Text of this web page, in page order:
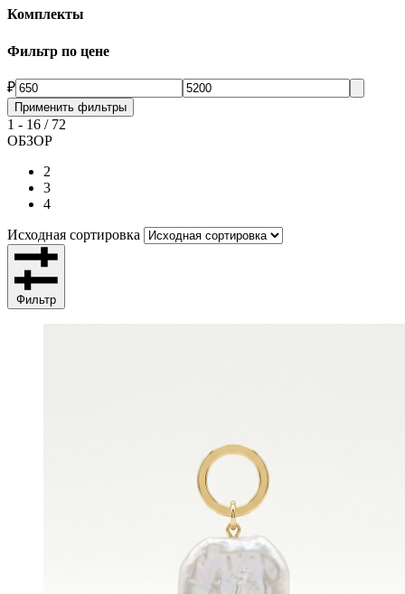
Комплекты
Фильтр по цене
₽
Применить фильтры
1 - 16 / 72
ОБЗОР
2
3
4
Исходная сортировка
Фильтр